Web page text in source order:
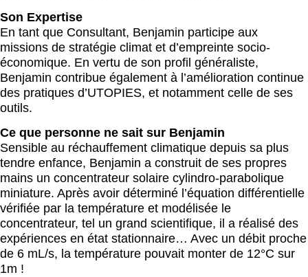
Son Expertise
En tant que Consultant, Benjamin participe aux
missions de stratégie climat et d’empreinte socio-
économique. En vertu de son profil généraliste,
Benjamin contribue également à l’amélioration continue
des pratiques d’UTOPIES, et notamment celle de ses
outils.
Ce que personne ne sait sur Benjamin
Sensible au réchauffement climatique depuis sa plus
tendre enfance, Benjamin a construit de ses propres
mains un concentrateur solaire cylindro-parabolique
miniature. Après avoir déterminé l’équation différentielle
vérifiée par la température et modélisée le
concentrateur, tel un grand scientifique, il a réalisé des
expériences en état stationnaire… Avec un débit proche
de 6 mL/s, la température pouvait monter de 12°C sur
1m !